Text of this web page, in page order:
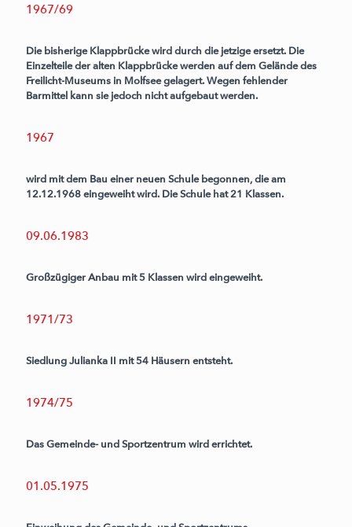
1967/69
Die bisherige Klappbrücke wird durch die jetzige ersetzt. Die
Einzelteile der alten Klappbrücke werden auf dem Gelände des
Freilicht-Museums in Molfsee gelagert. Wegen fehlender
Barmittel kann sie jedoch nicht aufgebaut werden.
1967
wird mit dem Bau einer neuen Schule begonnen, die am
12.12.1968 eingeweiht wird. Die Schule hat 21 Klassen.
09.06.1983
Großzügiger Anbau mit 5 Klassen wird eingeweiht.
1971/73
Siedlung Julianka II mit 54 Häusern entsteht.
1974/75
Das Gemeinde- und Sportzentrum wird errichtet.
01.05.1975